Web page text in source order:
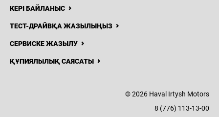
КЕРІ БАЙЛАНЫС
ТЕСТ-ДРАЙВҚА ЖАЗЫЛЫҢЫЗ
СЕРВИСКЕ ЖАЗЫЛУ
ҚҰПИЯЛЫЛЫҚ САЯСАТЫ
© 2026 Haval Irtysh Motors
8 (776) 113-13-00